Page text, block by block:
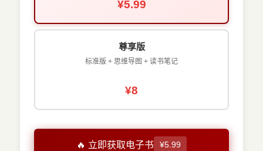
¥5.99
尊享版
标准版 + 思维导图 + 读书笔记
¥8
🔥 立即获取电子书 ¥5.99